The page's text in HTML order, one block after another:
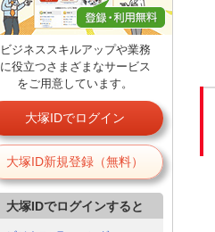
ビジネススキルアップや業務
に役立つさまざまなサービス
をご用意しています。
大塚IDでログイン
大塚ID新規登録（無料）
大塚IDでログインすると